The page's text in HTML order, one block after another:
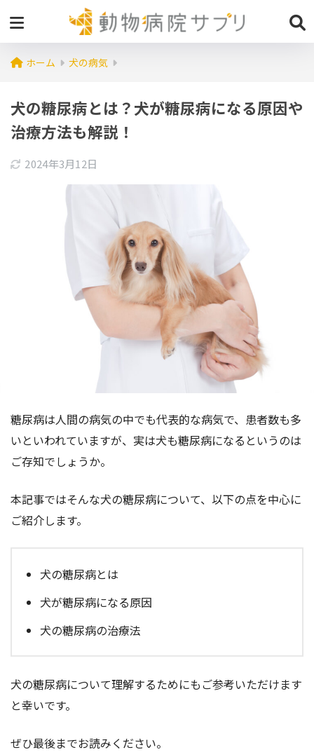
ホーム 犬の病気
犬の糖尿病とは？犬が糖尿病になる原因や
治療方法も解説！
2024年3月12日
糖尿病は人間の病気の中でも代表的な病気で、患者数も多
いといわれていますが、実は犬も糖尿病になるというのは
ご存知でしょうか。
本記事ではそんな犬の糖尿病について、以下の点を中心に
ご紹介します。
犬の糖尿病とは
犬が糖尿病になる原因
犬の糖尿病の治療法
犬の糖尿病について理解するためにもご参考いただけます
と幸いです。
ぜひ最後までお読みください。